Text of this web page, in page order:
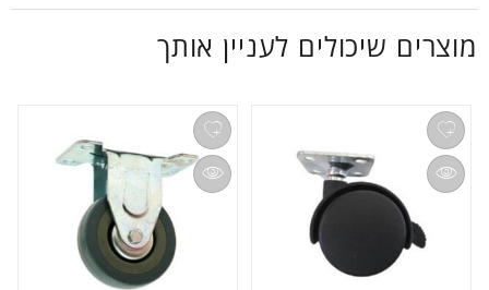
מוצרים שיכולים לעניין אותך